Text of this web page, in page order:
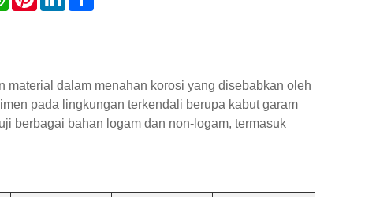
dalam menahan korosi yang disebabkan oleh
pada lingkungan terkendali berupa kabut garam
berbagai bahan logam dan non-logam, termasuk